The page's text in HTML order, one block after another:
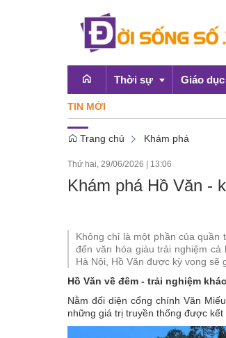
Thời sự
Emagazine
Giáo dục
TIN MỚI
Trang chủ Khám phá
Thứ hai, 29/06/2026 13:06
Khám phá Hồ Văn -
Không chỉ là một phần của
đến văn hóa giàu trải nghiệm
Hà Nội, Hồ Văn được kỳ vọng sẽ
Hồ Văn về đêm - trải nghiệm
Nằm đối diện cổng chính Văn
những giá trị truyền thống được